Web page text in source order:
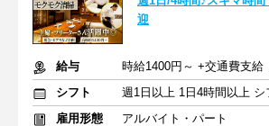
迎
給与
時給1400円～ +交通費支給
シフト
雇用形態
アルバイト・パート